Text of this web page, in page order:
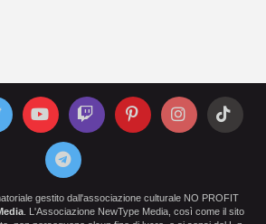
gestito dall'associazione culturale NO PROFIT
. L'Associazione NewType Media, così come il sito